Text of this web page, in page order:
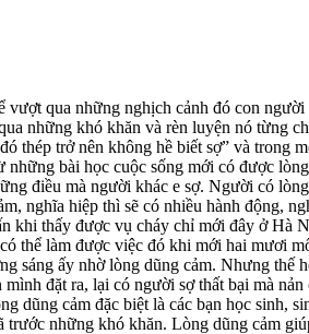
qua những nghịch cảnh đó con
những khó khăn và rèn luyện nó từng
thép trở nên không hề biết sợ” và trong
bài học cuộc sống mới có được
điều mà người khác e sợ. Người có
hiệp thì sẽ có nhiều hành động,
thấy được vụ cháy chỉ mới đây ở Hà
thể làm được việc đó khi mới hai mươi
sáng ấy nhờ lòng dũng cảm. Nhưng thế
đặt ra, lại có người sợ thất bại mà
cảm đặc biệt là các bạn học sinh,
những khó khăn. Lòng dũng cảm